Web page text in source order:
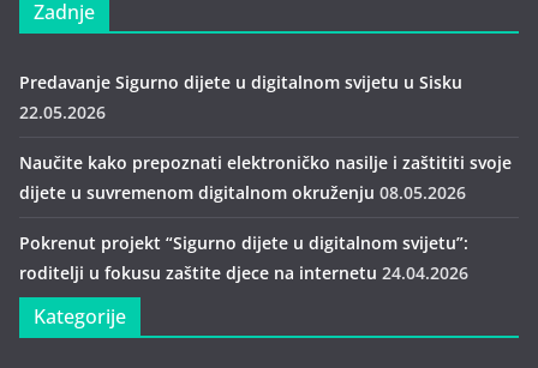
Zadnje
Predavanje Sigurno dijete u digitalnom svijetu u Sisku
22.05.2026
Naučite kako prepoznati elektroničko nasilje i zaštititi svoje
dijete u suvremenom digitalnom okruženju 08.05.2026
Pokrenut projekt “Sigurno dijete u digitalnom svijetu”:
roditelji u fokusu zaštite djece na internetu 24.04.2026
Kategorije